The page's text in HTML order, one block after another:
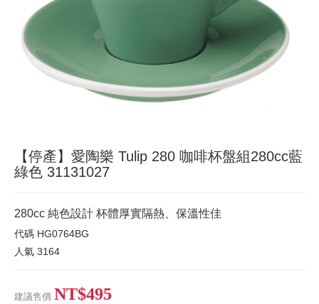
【停產】愛陶樂 Tulip 280 咖啡杯盤組280cc藍
綠色 31131027
280cc 純色設計 杯體厚實隔熱、保溫性佳
代碼 HG0764BG
人氣 3164
建議售價 NT$495